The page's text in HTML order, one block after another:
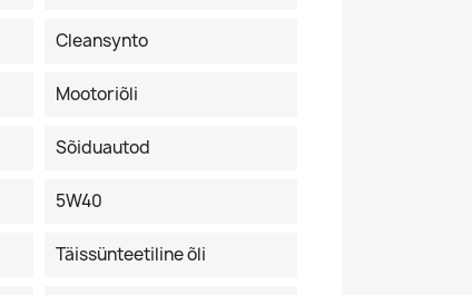
Cleansynto
Mootoriõli
Sõiduautod
5W40
Täissünteetiline õli